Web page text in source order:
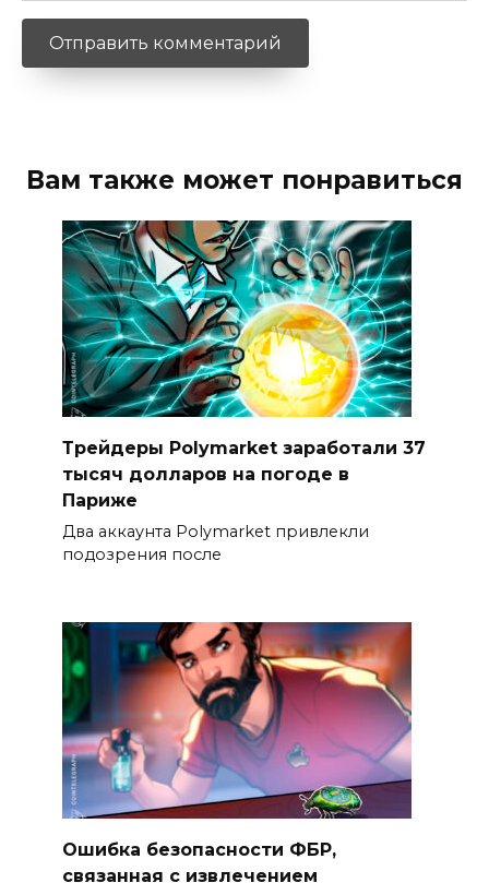
Вам также может понравиться
Трейдеры Polymarket заработали 37
тысяч долларов на погоде в
Париже
Два аккаунта Polymarket привлекли
подозрения после
Ошибка безопасности ФБР,
связанная с извлечением